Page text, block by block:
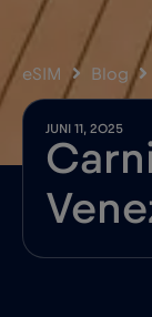
eSIM Blog
JUNI 11, 2025